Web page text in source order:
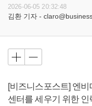
2026-06-05 20:32:48
김환 기자 -
[비즈니스포스트] 엔
센터를 세우기 위한